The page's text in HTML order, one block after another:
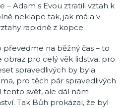
– Adam s Evou ztratili vztah k
neklape tak, jak má a v
rapidně z kopce.
převeďme na běžný čas – to
obraz pro celý věk lidstva, pro
spravedlivých by byla
pro těch pár spravedlivých
svět, ale dál nám
Tak Bůh prokázal, že byl